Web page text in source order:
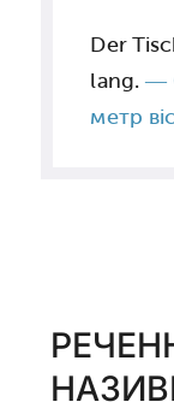
​Der
lang.—
метр